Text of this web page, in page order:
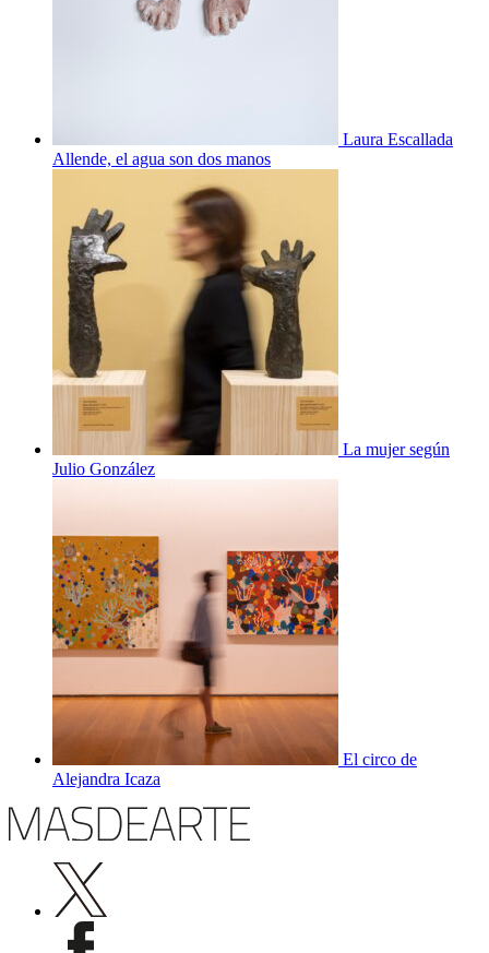
Laura Escallada
Allende, el agua son dos manos
La mujer según
Julio González
El circo de
Alejandra Icaza